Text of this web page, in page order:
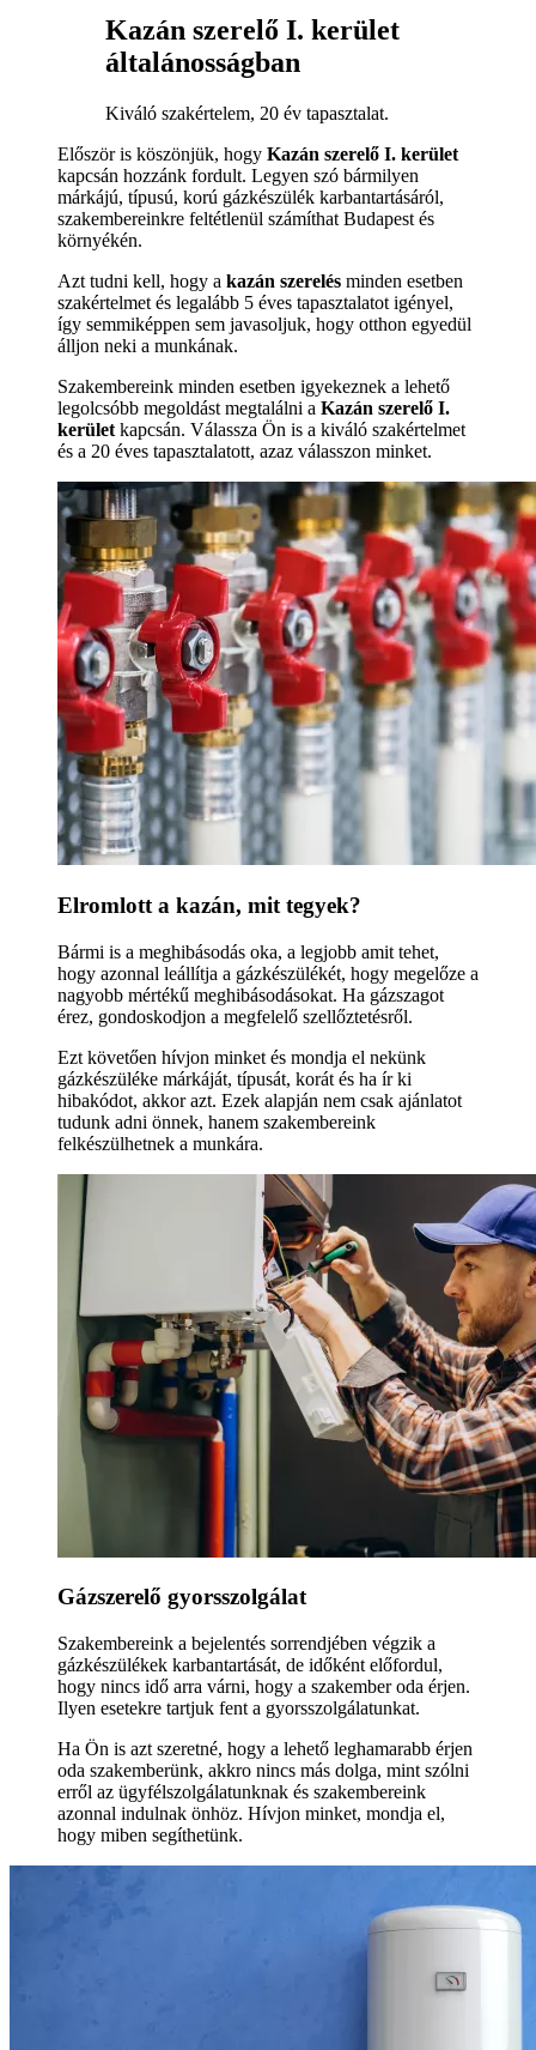
Kazán szerelő I. kerület
általánosságban
Kiváló szakértelem, 20 év tapasztalat.
Először is köszönjük, hogy Kazán szerelő I. kerület
kapcsán hozzánk fordult. Legyen szó bármilyen
márkájú, típusú, korú gázkészülék karbantartásáról,
szakembereinkre feltétlenül számíthat Budapest és
környékén.
Azt tudni kell, hogy a kazán szerelés minden esetben
szakértelmet és legalább 5 éves tapasztalatot igényel,
így semmiképpen sem javasoljuk, hogy otthon egyedül
álljon neki a munkának.
Szakembereink minden esetben igyekeznek a lehető
legolcsóbb megoldást megtalálni a Kazán szerelő I.
kerület kapcsán. Válassza Ön is a kiváló szakértelmet
és a 20 éves tapasztalatott, azaz válasszon minket.
Elromlott a kazán, mit tegyek?
Bármi is a meghibásodás oka, a legjobb amit tehet,
hogy azonnal leállítja a gázkészülékét, hogy megelőze a
nagyobb mértékű meghibásodásokat. Ha gázszagot
érez, gondoskodjon a megfelelő szellőztetésről.
Ezt követően hívjon minket és mondja el nekünk
gázkészüléke márkáját, típusát, korát és ha ír ki
hibakódot, akkor azt. Ezek alapján nem csak ajánlatot
tudunk adni önnek, hanem szakembereink
felkészülhetnek a munkára.
Gázszerelő gyorsszolgálat
Szakembereink a bejelentés sorrendjében végzik a
gázkészülékek karbantartását, de időként előfordul,
hogy nincs idő arra várni, hogy a szakember oda érjen.
Ilyen esetekre tartjuk fent a gyorsszolgálatunkat.
Ha Ön is azt szeretné, hogy a lehető leghamarabb érjen
oda szakemberünk, akkro nincs más dolga, mint szólni
erről az ügyfélszolgálatunknak és szakembereink
azonnal indulnak önhöz. Hívjon minket, mondja el,
hogy miben segíthetünk.